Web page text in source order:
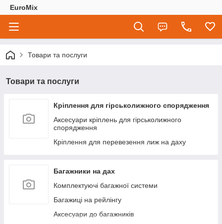
EuroMix
Товари та послуги
Товари та послуги
Кріплення для гірськолижного спорядження
Аксесуари кріплень для гірськолижного
спорядження
Кріплення для перевезення лиж на даху
Багажники на дах
Комплектуючі багажної системи
Багажиці на рейлінгу
Аксесуари до багажників